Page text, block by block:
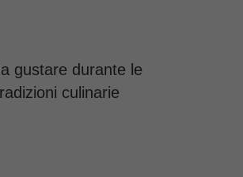
gustare durante le
culinarie